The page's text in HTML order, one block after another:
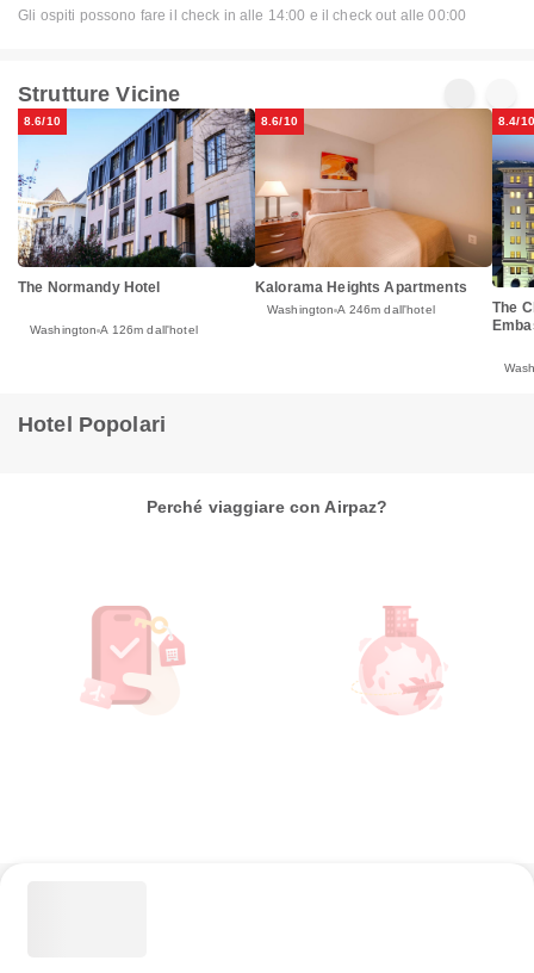
Gli ospiti possono fare il check in alle 14:00 e il check out alle 00:00
Strutture Vicine
8.6/10
The Normandy Hotel
Washington A 126m dall'hotel
8.6/10
Kalorama Heights Apartments
Washington A 246m dall'hotel
8.4/10
The
Hotel Popolari
Perché viaggiare con Airpaz?